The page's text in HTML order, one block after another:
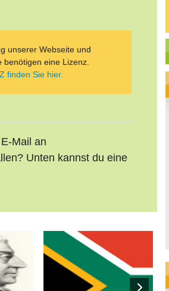
unserer Webseite und
eine Lizenz.
finden Sie hier.
Mail an
Unten kannst du eine